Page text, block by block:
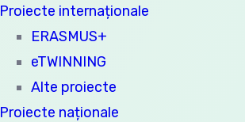
Proiecte internaționale
ERASMUS+
eTWINNING
Alte proiecte
Proiecte naționale